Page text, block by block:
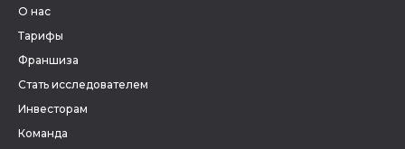
О нас
Тарифы
Франшиза
Стать исследователем
Инвесторам
Команда